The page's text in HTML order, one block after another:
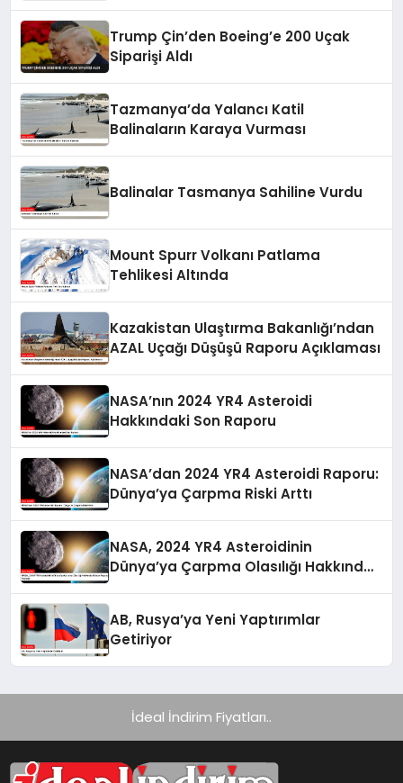
Trump Çin’den Boeing’e 200 Uçak
Siparişi Aldı
Tazmanya’da Yalancı Katil
Balinaların Karaya Vurması
Balinalar Tasmanya Sahiline Vurdu
Mount Spurr Volkanı Patlama
Tehlikesi Altında
Kazakistan Ulaştırma Bakanlığı’ndan
AZAL Uçağı Düşüşü Raporu Açıklaması
NASA’nın 2024 YR4 Asteroidi
Hakkındaki Son Raporu
NASA’dan 2024 YR4 Asteroidi Raporu:
Dünya’ya Çarpma Riski Arttı
NASA, 2024 YR4 Asteroidinin
Dünya’ya Çarpma Olasılığı Hakkında
AB, Rusya’ya Yeni Yaptırımlar
Getiriyor
İdeal İndirim Fiyatları..